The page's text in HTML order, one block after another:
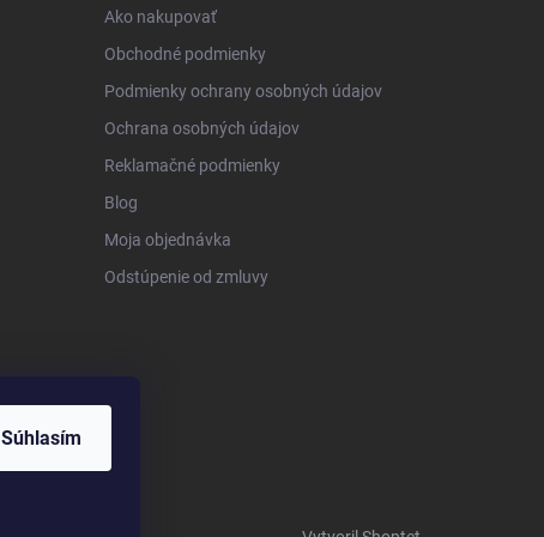
Súhlasím
Ako nakupovať
Obchodné podmienky
Podmienky ochrany osobných údajov
Ochrana osobných údajov
Reklamačné podmienky
Blog
Moja objednávka
Odstúpenie od zmluvy